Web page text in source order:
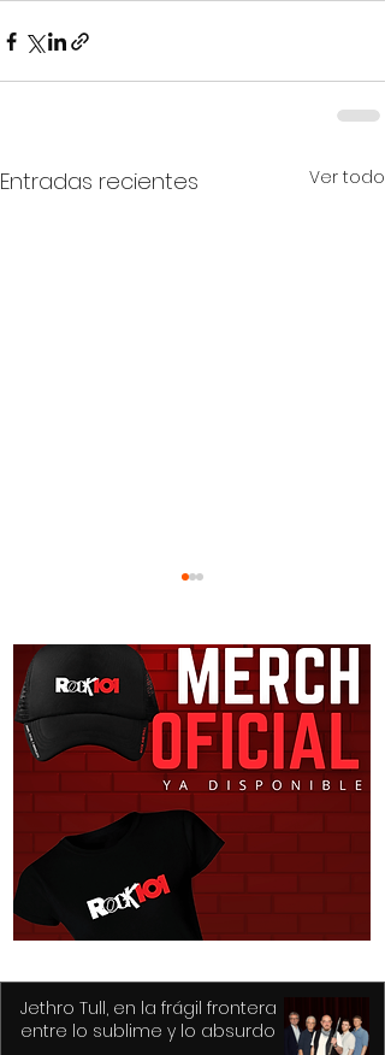
Entradas recientes Ver todo
Capturan a presuntos
asaltantes en Centro
Histórico con apoyo de
Botón de Pánico y
videovigilancia
Jethro Tull, en la frágil frontera
entre lo sublime y lo absurdo